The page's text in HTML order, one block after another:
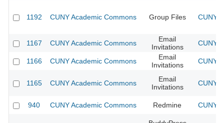
1192 CUNY Academic Commons Group Files CUNY
1167 CUNY Academic Commons
Email
Invitations
CUNY
1166 CUNY Academic Commons
Email
Invitations
CUNY
1165 CUNY Academic Commons
Email
Invitations
CUNY
940 CUNY Academic Commons Redmine CUNY